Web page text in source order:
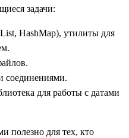
задачи:
HashMap), утилиты для
соединениями.
для работы с датами
полезно для тех, кто